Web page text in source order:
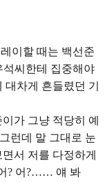
이할 때는 백선준
씨한테 집중해야
차게 흔들렸던 기
가 그냥 적당히 예
런데 말 그대로 눈
서 저를 다정하게
? 어?…… 얘 봐